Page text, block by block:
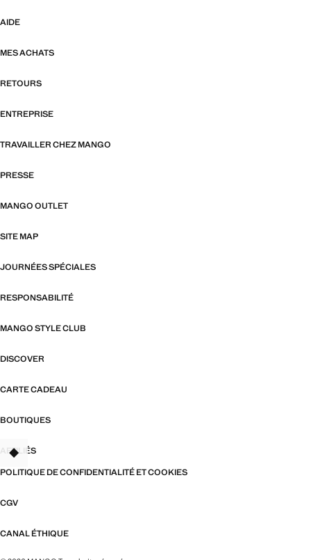
AIDE
MES ACHATS
RETOURS
ENTREPRISE
TRAVAILLER CHEZ MANGO
PRESSE
MANGO OUTLET
SITE MAP
JOURNÉES SPÉCIALES
RESPONSABILITÉ
MANGO STYLE CLUB
DISCOVER
CARTE CADEAU
BOUTIQUES
AFFILIÉS
POLITIQUE DE CONFIDENTIALITÉ ET COOKIES
CGV
CANAL ÉTHIQUE